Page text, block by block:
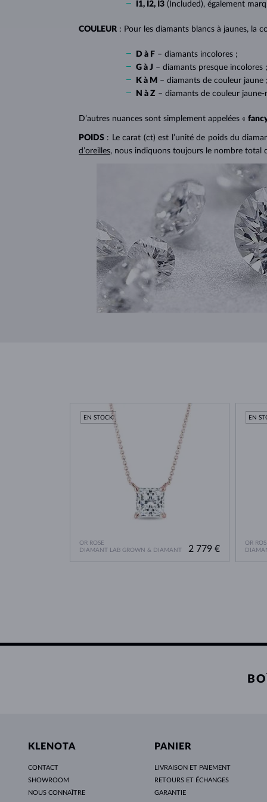
I1, I2, I3 (Included), également
COULEUR : Pour les diamants blancs à jaunes, la
D à F – diamants incolores ;
G à J – diamants presque incolores ;
K à M – diamants de couleur jaune ;
N à Z – diamants de couleur jaune-
D’autres nuances sont simplement appelées «
POIDS : Le carat (ct) est l’unité de poids du
d’oreilles, nous indiquons toujours le nombre total
OR ROSE
DIAMANT LAB GROWN & DIAMANT
EN STOCK
2 779 €
OR
EN
KLENOTA
CONTACT
SHOWROOM
NOUS CONNAÎTRE
PANIER
LIVRAISON ET PAIEMENT
RETOURS ET ÉCHANGES
GARANTIE